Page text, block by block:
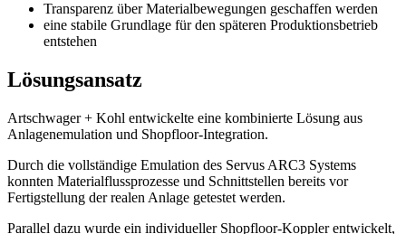
Transparenz über Materialbewegungen geschaffen werden
eine stabile Grundlage für den späteren Produktionsbetrieb
entstehen
Lösungsansatz
Artschwager + Kohl entwickelte eine kombinierte Lösung aus
Anlagenemulation und Shopfloor-Integration.
Durch die vollständige Emulation des Servus ARC3 Systems
konnten Materialflussprozesse und Schnittstellen bereits vor
Fertigstellung der realen Anlage getestet werden.
Parallel dazu wurde ein individueller Shopfloor-Koppler entwickelt,